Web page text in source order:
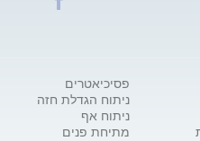
פסיכיאטרים
ניתוח הגדלת חזה
ניתוח אף
מתיחת פנים